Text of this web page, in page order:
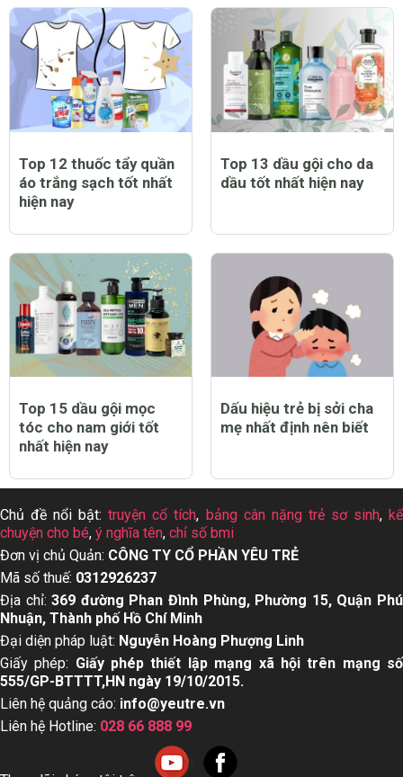
Top 12 thuốc tẩy quần
áo trắng sạch tốt nhất
hiện nay
Top 13 dầu gội cho da
dầu tốt nhất hiện nay
Top 15 dầu gội mọc
tóc cho nam giới tốt
nhất hiện nay
Dấu hiệu trẻ bị sởi cha
mẹ nhất định nên biết
Chủ đề nổi bật:truyện cổ tích, bảng cân nặng trẻ sơ sinh,kể
chuyện cho bé, ý nghĩa tên, chỉ số bmi
Đơn vị chủ Quản: CÔNG TY CỔ PHẦN YÊU TRẺ
Mã số thuế: 0312926237
Địa chỉ:369 đường Phan Đình Phùng, Phường 15, Quận Phú
Nhuận, Thành phố Hồ Chí Minh
Đại diện pháp luật: Nguyễn Hoàng Phượng Linh
Giấy phép: Giấy phép thiết lập mạng xã hội trên mạng số
555/GP-BTTTT,HN ngày 19/10/2015.
Liên hệ quảng cáo: info@yeutre.vn
Liên hệ Hotline: 028 66 888 99